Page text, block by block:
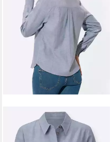
Klassische Bluse Bluse
Langarm